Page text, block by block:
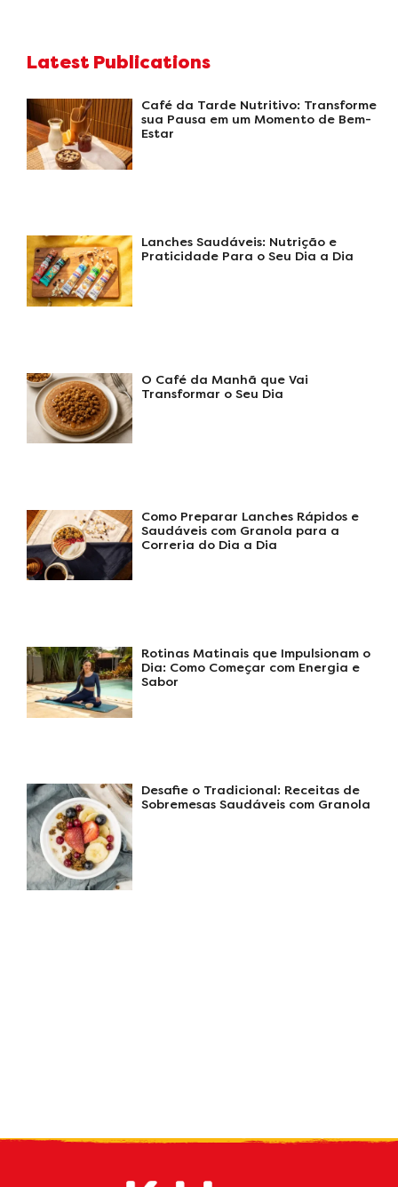
Latest Publications
Café da Tarde Nutritivo: Transforme
sua Pausa em um Momento de Bem-
Estar
Lanches Saudáveis: Nutrição e
Praticidade Para o Seu Dia a Dia
O Café da Manhã que Vai
Transformar o Seu Dia
Como Preparar Lanches Rápidos e
Saudáveis com Granola para a
Correria do Dia a Dia
Rotinas Matinais que Impulsionam o
Dia: Como Começar com Energia e
Sabor
Desafie o Tradicional: Receitas de
Sobremesas Saudáveis com Granola